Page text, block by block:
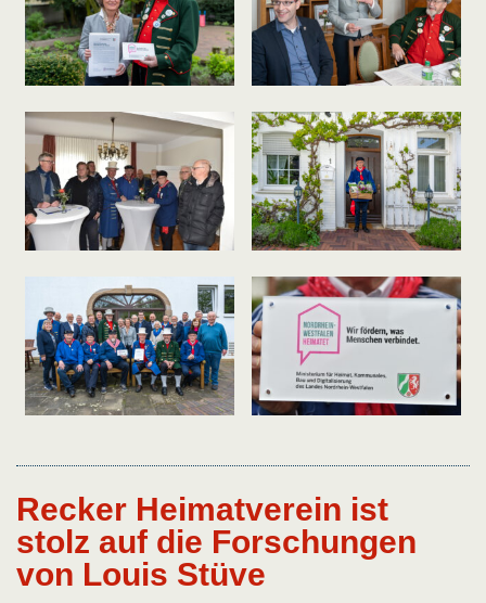
Recker Heimatverein ist
stolz auf die Forschungen
von Louis Stüve